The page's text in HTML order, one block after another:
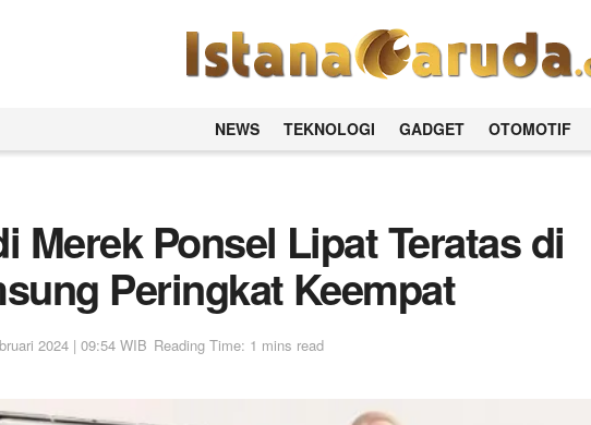
NEWS TEKNOLOGI GADGET OTOMOTIF
Merek Ponsel Lipat Teratas di
Peringkat Keempat
2024 | 09:54 WIB Reading Time: 1 mins read